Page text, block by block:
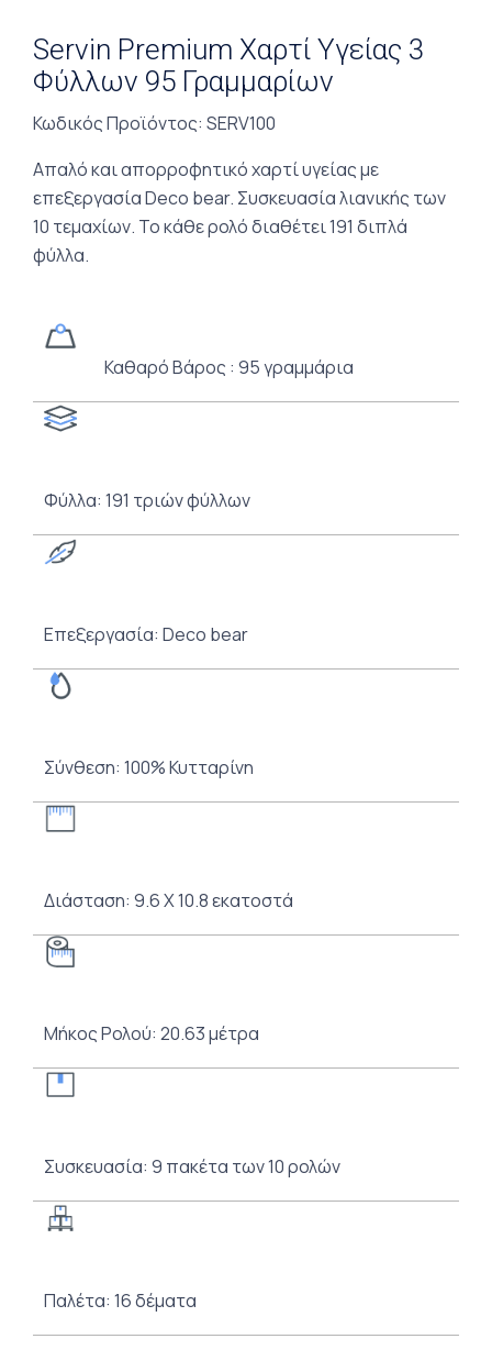
Servin Premium Χαρτί Υγείας 3
Φύλλων 95 Γραμμαρίων
Κωδικός Προϊόντος: SERV100
Απαλό και απορροφητικό χαρτί υγείας με
επεξεργασία Deco bear. Συσκευασία λιανικής των
10 τεμαχίων. Το κάθε ρολό διαθέτει 191 διπλά
φύλλα.
Καθαρό Βάρος : 95 γραμμάρια
Φύλλα: 191 τριών φύλλων
Επεξεργασία: Deco bear
Σύνθεση: 100% Κυτταρίνη
Διάσταση: 9.6 Χ 10.8 εκατοστά
Μήκος Ρολού: 20.63 μέτρα
Συσκευασία: 9 πακέτα των 10 ρολών
Παλέτα: 16 δέματα